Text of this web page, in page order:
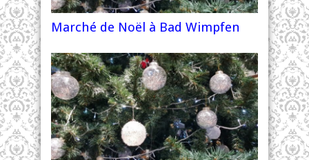
Marché de Noël à Bad Wimpfen